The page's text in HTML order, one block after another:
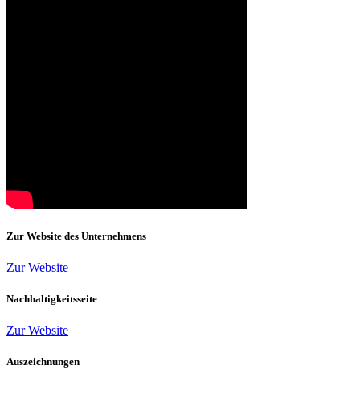
Zur Website des Unternehmens
Zur Website
Nachhaltigkeitsseite
Zur Website
Auszeichnungen